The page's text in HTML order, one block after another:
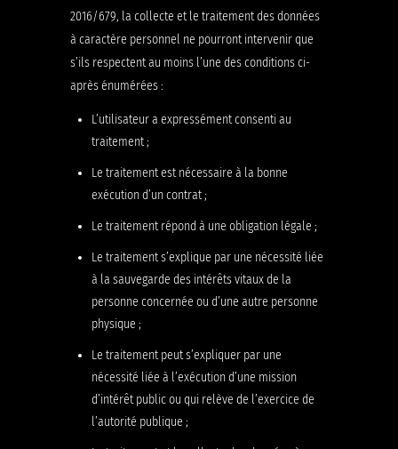
2016/679, la collecte et le traitement des données
à caractère personnel ne pourront intervenir que
s’ils respectent au moins l’une des conditions ci-
après énumérées :
L’utilisateur a expressément consenti au
traitement ;
Le traitement est nécessaire à la bonne
exécution d’un contrat ;
Le traitement répond à une obligation légale ;
Le traitement s’explique par une nécessité liée
à la sauvegarde des intérêts vitaux de la
personne concernée ou d’une autre personne
physique ;
Le traitement peut s’expliquer par une
nécessité liée à l’exécution d’une mission
d’intérêt public ou qui relève de l’exercice de
l’autorité publique ;